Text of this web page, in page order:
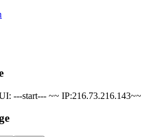
---start--- ~~ IP:216.73.216.143~~